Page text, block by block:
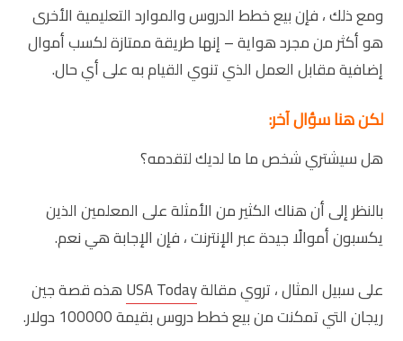
ومع ذلك ، فإن بيع خطط الدروس والموارد التعليمية الأخرى
هو أكثر من مجرد هواية – إنها طريقة ممتازة لكسب أموال
إضافية مقابل العمل الذي تنوي القيام به على أي حال.
لكن هنا سؤال آخر:
هل سيشتري شخص ما ما لديك لتقدمه؟
بالنظر إلى أن هناك الكثير من الأمثلة على المعلمين الذين
يكسبون أموالًا جيدة عبر الإنترنت ، فإن الإجابة هي نعم.
على سبيل المثال ، تروي مقالةUSA Todayهذه قصة جين
ريجان التي تمكنت من بيع خطط دروس بقيمة 100000 دولار.